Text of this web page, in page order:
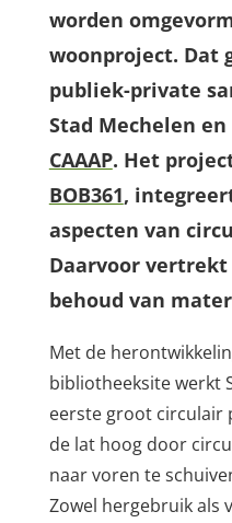
worden
woonproject. Dat
publiek-private
Stad Mechelen
CAAAP. Het
BOB361,
aspecten van
Daarvoor
behoud van
Met de
bibliotheeksite werkt
eerste groot circulair
de lat hoog door
naar voren te
Zowel hergebruik als